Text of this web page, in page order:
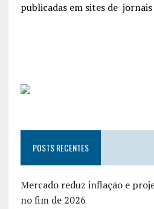
publicadas em sites de jornais
POSTS RECENTES
Mercado reduz inflação e
no fim de 2026